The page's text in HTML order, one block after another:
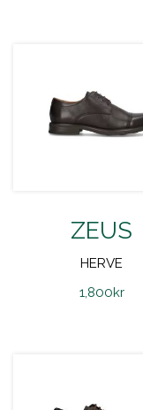
ZEUS
HERVE
1,800kr